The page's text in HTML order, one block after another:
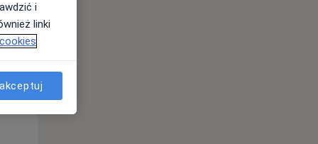
i
linki